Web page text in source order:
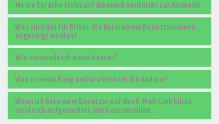
Meine Sprache steht auf diesem Board nicht zur Auswahl!
Was sind das für Bilder, die bei meinem Benutzernamen
angezeigt werden?
Wie verwende ich einen Avatar?
Was ist mein Rang und wie kann ich ihn ändern?
Wenn ich bei einem Benutzer auf den E-Mail-Link klicke,
werde ich aufgefordert, mich anzumelden.